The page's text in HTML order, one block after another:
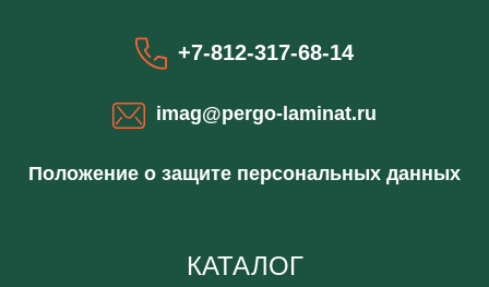
+7-812-317-68-14
imag@pergo-laminat.ru
Положение о защите персональных данных
КАТАЛОГ